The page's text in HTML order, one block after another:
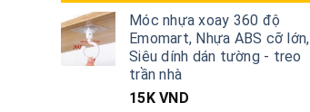
Móc nhựa xoay 360 độ
Emomart, Nhựa ABS cỡ lớn,
Siêu dính dán tường - treo
trần nhà
15K VND